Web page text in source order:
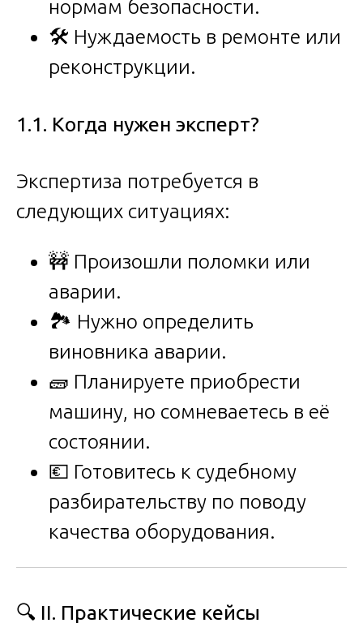
нормам безопасности.
🛠️ Нуждаемость в ремонте или
реконструкции.
1.1. Когда нужен эксперт?
Экспертиза потребуется в
следующих ситуациях:
🚧 Произошли поломки или
аварии.
🏞️ Нужно определить
виновника аварии.
🧱 Планируете приобрести
машину, но сомневаетесь в её
состоянии.
💶 Готовитесь к судебному
разбирательству по поводу
качества оборудования.
🔍 II. Практические кейсы